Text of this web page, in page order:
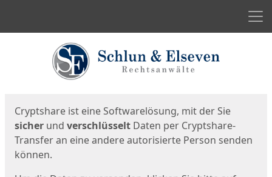
Cryptshare ist eine Softwarelösung, mit der Sie
sicher und verschlüsselt Daten per Cryptshare-
Transfer an eine andere autorisierte Person senden
können.